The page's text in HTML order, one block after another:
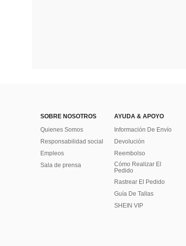
SOBRE NOSOTROS
Quienes Somos
Responsabilidad social
Empleos
Sala de prensa
AYUDA & APOYO
Información De Envío
Devolución
Reembolso
Cómo Realizar El
Pedido
Rastrear El Pedido
Guía De Tallas
SHEIN VIP